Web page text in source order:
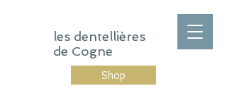
les dentellières
de Cogne
Shop